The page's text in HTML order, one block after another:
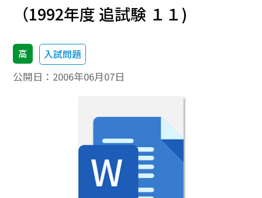
（1992年度 追試験 １１)
高 入試問題
公開日： 2006年06月07日